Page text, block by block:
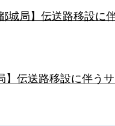
城局】伝送路移設に
】伝送路移設に伴う